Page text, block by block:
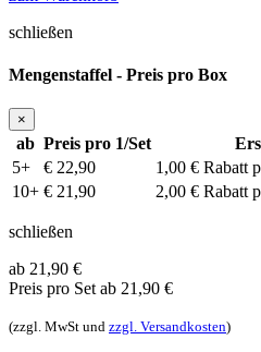
schließen
Mengenstaffel - Preis pro Box
×
ab Preis pro 1/Set
5+
€ 22,90
1,00 € Rabatt
10+ € 21,90 2,00 € Rabatt
schließen
ab 21,90 €
Preis pro Set ab 21,90 €
(zzgl. MwSt und zzgl. Versandkosten)